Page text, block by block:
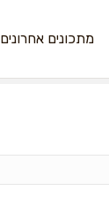
מתכונים אחרונים